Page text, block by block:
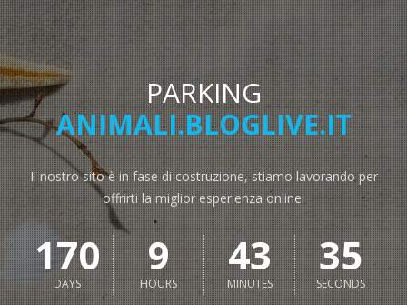
PARKING
ANIMALI.BLOGLIVE.IT
Il nostro sito è in fase di costruzione, stiamo lavorando per
offrirti la miglior esperienza online.
170
DAYS
9
HOURS
43
MINUTES
35
SECONDS